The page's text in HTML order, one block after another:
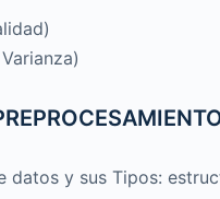
datos y sus Tipos: